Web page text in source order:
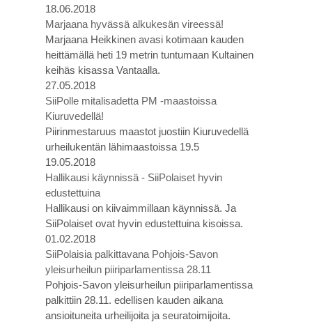
18.06.2018
Marjaana hyvässä alkukesän vireessä!
Marjaana Heikkinen avasi kotimaan kauden
heittämällä heti 19 metrin tuntumaan Kultainen
keihäs kisassa Vantaalla.
27.05.2018
SiiPolle mitalisadetta PM -maastoissa
Kiuruvedellä!
Piirinmestaruus maastot juostiin Kiuruvedellä
urheilukentän lähimaastoissa 19.5
19.05.2018
Hallikausi käynnissä - SiiPolaiset hyvin
edustettuina
Hallikausi on kiivaimmillaan käynnissä. Ja
SiiPolaiset ovat hyvin edustettuina kisoissa.
01.02.2018
SiiPolaisia palkittavana Pohjois-Savon
yleisurheilun piiriparlamentissa 28.11
Pohjois-Savon yleisurheilun piiriparlamentissa
palkittiin 28.11. edellisen kauden aikana
ansioituneita urheilijoita ja seuratoimijoita.